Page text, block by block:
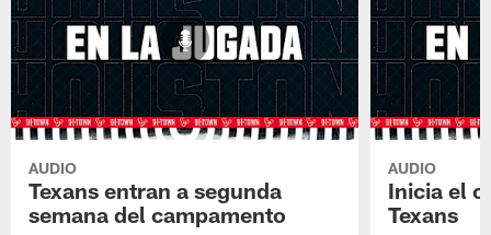
AUDIO
Texans entran a segunda
semana del campamento
AUDIO
Inicia el
Texans